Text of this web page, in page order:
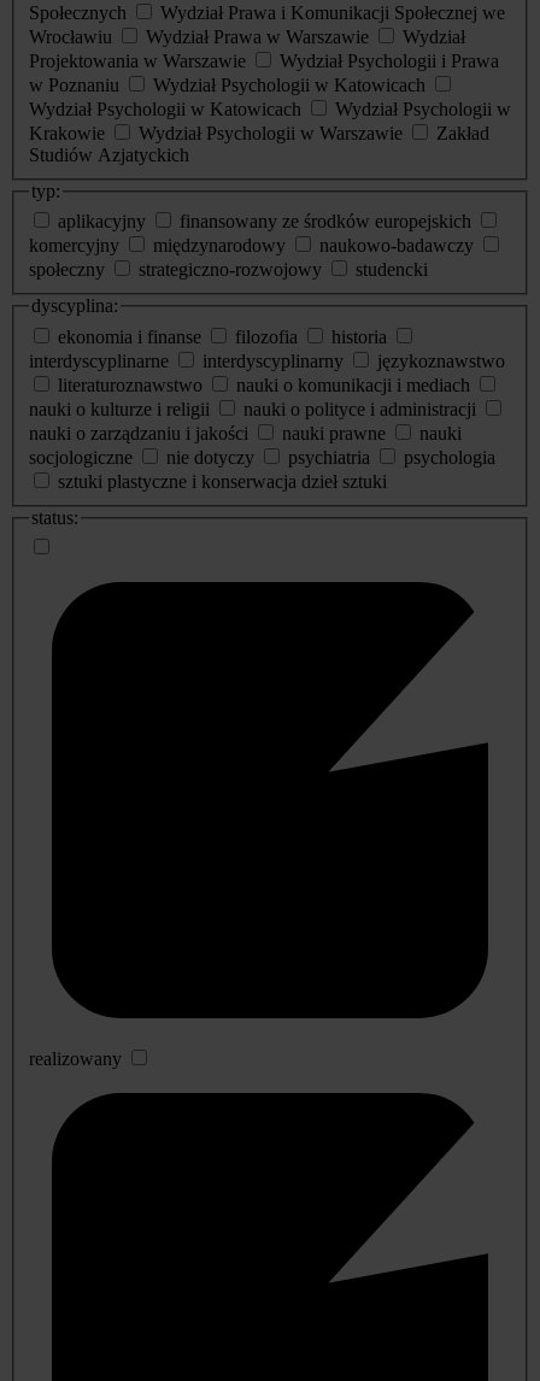
Społecznych
Wydział Prawa i Komunikacji Społecznej we
Wrocławiu
Wydział Prawa w Warszawie
Wydział
Projektowania w Warszawie
Wydział Psychologii i Prawa
w Poznaniu
Wydział Psychologii w Katowicach
Wydział Psychologii w Katowicach
Wydział Psychologii w
Krakowie
Wydział Psychologii w Warszawie
Zakład
Studiów Azjatyckich
typ:
aplikacyjny
finansowany ze środków europejskich
komercyjny
międzynarodowy
naukowo-badawczy
społeczny
strategiczno-rozwojowy
studencki
dyscyplina:
ekonomia i finanse
filozofia
historia
interdyscyplinarne
interdyscyplinarny
językoznawstwo
literaturoznawstwo
nauki o komunikacji i mediach
nauki o kulturze i religii
nauki o polityce i administracji
nauki o zarządzaniu i jakości
nauki prawne
nauki
socjologiczne
nie dotyczy psychiatria
psychologia
sztuki plastyczne i konserwacja dzieł sztuki
status:
realizowany